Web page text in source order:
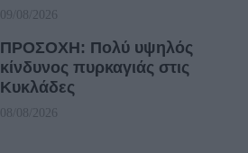
09/08/2026
ΠΡΟΣΟΧΗ: Πολύ υψηλός
κίνδυνος πυρκαγιάς στις
Κυκλάδες
08/08/2026